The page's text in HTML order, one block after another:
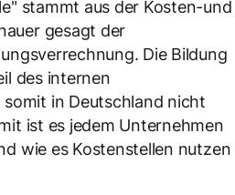
stammt aus der Kosten-und
gesagt der
Die Bildung
des internen
in Deutschland nicht
ist es jedem Unternehmen
wie es Kostenstellen nutzen